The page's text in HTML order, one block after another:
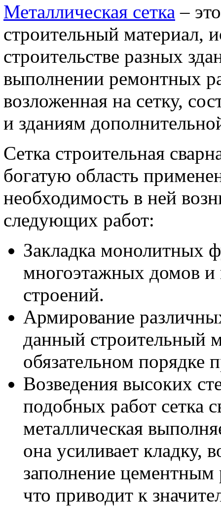
Металлическая сетка –
строительный материал,
строительстве разных
выполнении ремонтных
возложенная на сетку,
и зданиям
Сетка строительная
богатую область
необходимость в ней
следующих работ:
Закладка монолитных
многоэтажных домов
строений.
Армирование
данный строительный
обязательном порядке
Возведения высоких
подобных работ сетка
металлическая
она усиливает кладку,
заполнение цементным
что приводит к